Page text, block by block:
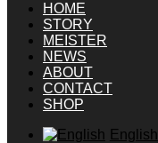
HOME
STORY
MEISTER
NEWS
ABOUT
CONTACT
SHOP
English